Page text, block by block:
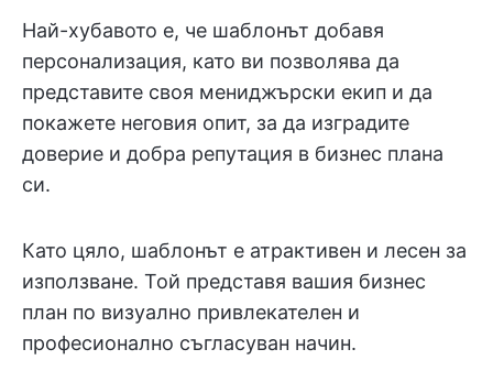
Най-хубавото е, че шаблонът добавя
персонализация, като ви позволява да
представите своя мениджърски екип и да
покажете неговия опит, за да изградите
доверие и добра репутация в бизнес плана
си.
Като цяло, шаблонът е атрактивен и лесен за
използване. Той представя вашия бизнес
план по визуално привлекателен и
професионално съгласуван начин.